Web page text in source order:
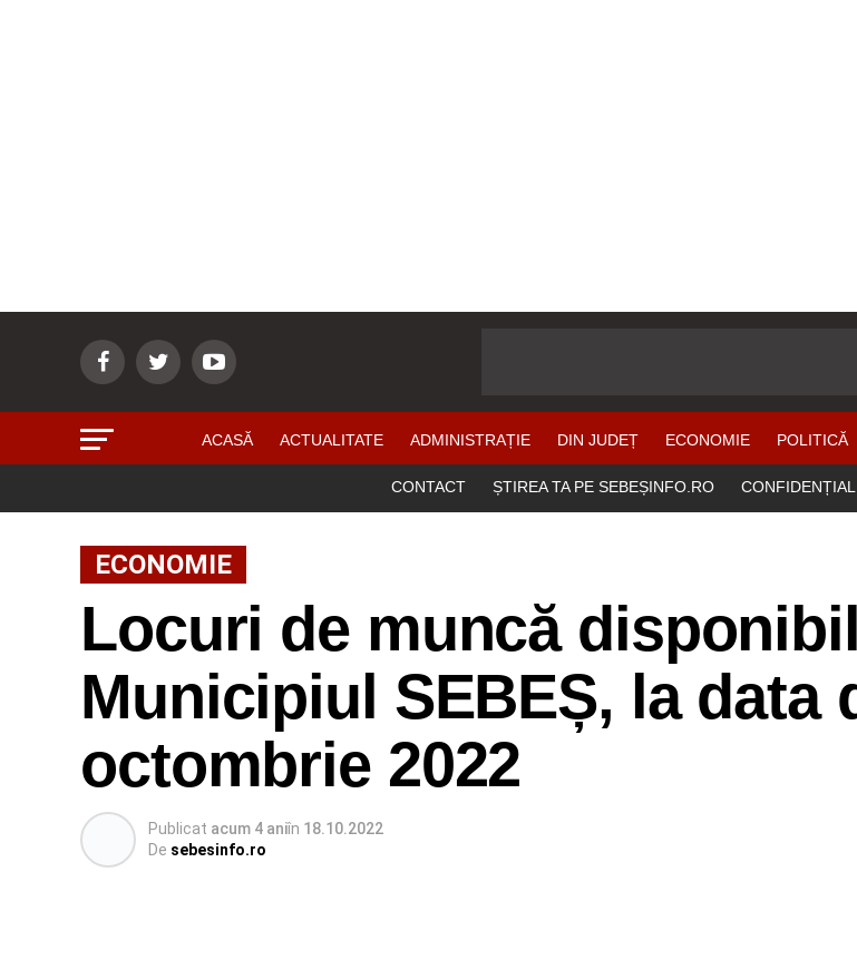
ACASĂ ACTUALITATE ADMINISTRAȚIE DIN JUDEȚ ECONOMIE POLITICĂ
CONTACT ȘTIREA TA PE SEBEȘINFO.RO
ECONOMIE
Locuri de muncă
Municipiul SEBEȘ, la data
octombrie 2022
Publicat acum 4 aniîn 18.10.2022
De sebesinfo.ro